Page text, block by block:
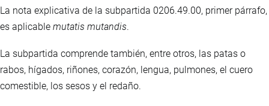
La nota explicativa de la subpartida 0206.49.00, primer párrafo,
es aplicable mutatis mutandis.
La subpartida comprende también, entre otros, las patas o
rabos, hígados, riñones, corazón, lengua, pulmones, el cuero
comestible, los sesos y el redaño.